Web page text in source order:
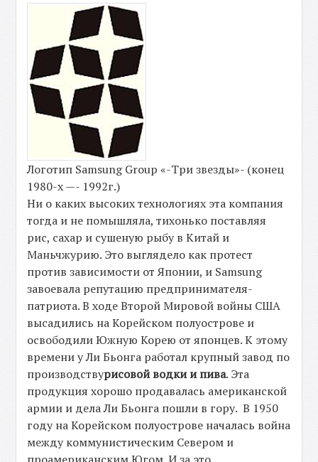
Логотип Samsung Group «-Три звезды»- (конец
1980-х —- 1992г.)
Ни о каких высоких технологиях эта компания
тогда и не помышляла, тихонько поставляя
рис, сахар и сушеную рыбу в Китай и
Маньчжурию. Это выглядело как протест
против зависимости от Японии, и Samsung
завоевала репутацию предпринимателя-
патриота. В ходе Второй Мировой войны США
высадились на Корейском полуострове и
освободили Южную Корею от японцев. К этому
времени у Ли Бьонга работал крупный завод по
производствурисовой водки и пива. Эта
продукция хорошо продавалась американской
армии и дела Ли Бьонга пошли в гору. В 1950
году на Корейском полуострове началась война
между коммунистическим Севером и